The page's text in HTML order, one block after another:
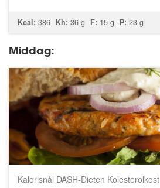
Kcal: 386 Kh: 36 g F: 15 g P: 23 g
Middag:
Kalorisnål DASH-Dieten Kolesterolkost